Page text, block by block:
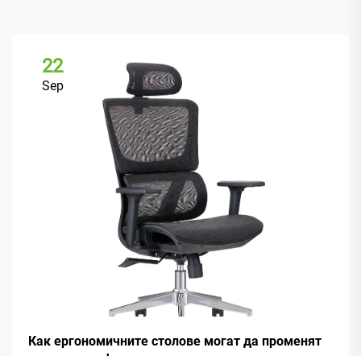
22
Sep
Как ергономичните столове могат да променят